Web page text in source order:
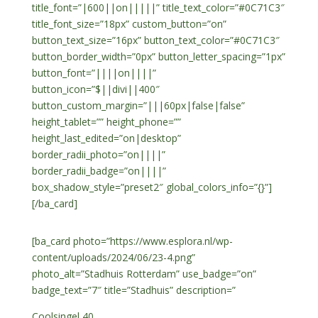
title_font=”|600||on|||||” title_text_color=”#0C71C3″
title_font_size=”18px” custom_button=”on”
button_text_size=”16px” button_text_color=”#0C71C3″
button_border_width=”0px” button_letter_spacing=”1px”
button_font=”||||on||||”
button_icon=”$||divi||400″
button_custom_margin=”|||60px|false|false”
height_tablet=”” height_phone=””
height_last_edited=”on|desktop”
border_radii_photo=”on||||”
border_radii_badge=”on||||”
box_shadow_style=”preset2″ global_colors_info=”{}”]
[/ba_card]
[ba_card photo=”https://www.esplora.nl/wp-
content/uploads/2024/06/23-4.png”
photo_alt=”Stadhuis Rotterdam” use_badge=”on”
badge_text=”7″ title=”Stadhuis” description=”